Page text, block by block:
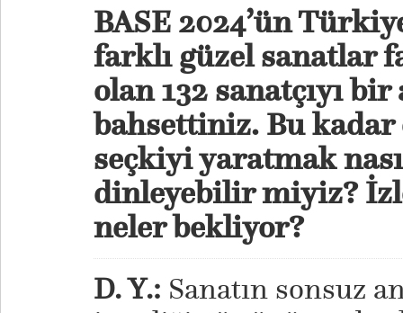
BASE 2024’ün
farklı güzel sanatlar
olan 132 sanatçıyıbir
bahsettiniz. Bu
seçkiyi yaratmak
dinleyebilir miyiz?
neler bekliyor?
D. Y.: Sanatın sonsuz